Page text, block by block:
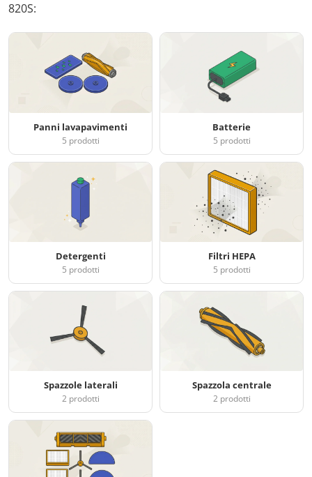
820S:
Panni lavapavimenti
5 prodotti
Batterie
5 prodotti
Detergenti
5 prodotti
Filtri HEPA
5 prodotti
Spazzole laterali
2 prodotti
Spazzola centrale
2 prodotti